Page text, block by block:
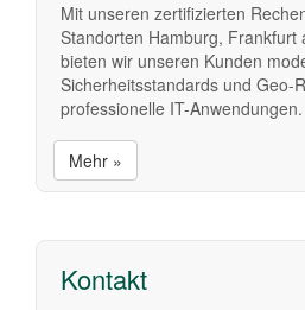
Mit unseren zertifizierten
Standorten Hamburg, Frankfurt
bieten wir unseren Kunden
Sicherheitsstandards und Geo-
professionelle IT-Anwendungen.
Mehr »
Kontakt